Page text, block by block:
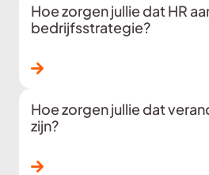
Hoe zorgen jullie dat HR
bedrijfsstrategie?
Lees verder
Hoe zorgen jullie dat
zijn?
Lees verder